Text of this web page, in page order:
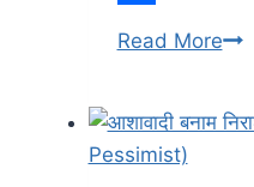
Read More
है